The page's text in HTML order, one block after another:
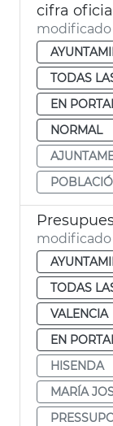
modificado
TODAS
EN
NORMAL
POBLACIÓ
modificado
TODAS
VALENCIA
EN
HISENDA
MARÍA